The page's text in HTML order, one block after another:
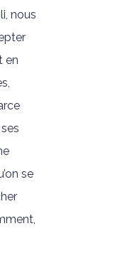
nous
en
se